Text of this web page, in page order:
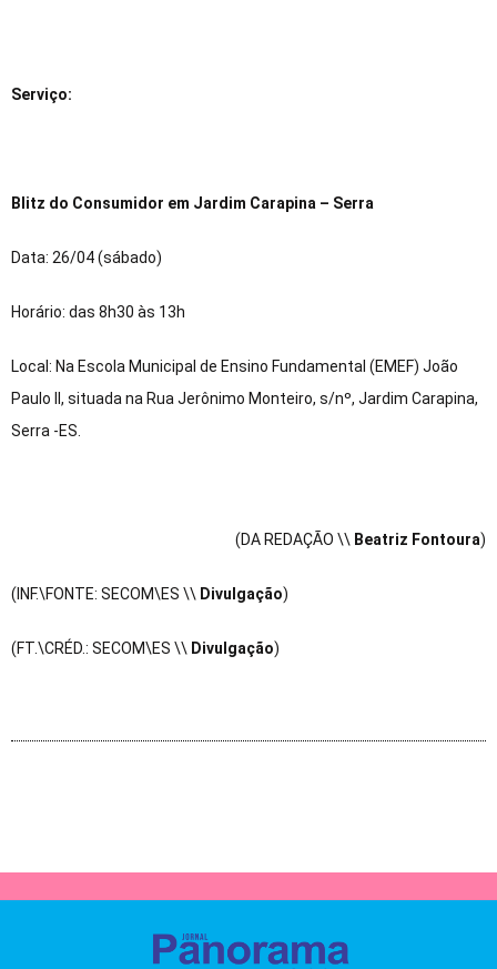
Serviço:
Blitz do Consumidor em Jardim Carapina – Serra
Data: 26/04 (sábado)
Horário: das 8h30 às 13h
Local: Na Escola Municipal de Ensino Fundamental (EMEF) João
Paulo II, situada na Rua Jerônimo Monteiro, s/nº, Jardim Carapina,
Serra -ES.
(DA REDAÇÃO \\ Beatriz Fontoura)
(INF.\FONTE: SECOM\ES \\ Divulgação)
(FT.\CRÉD.: SECOM\ES \\ Divulgação)